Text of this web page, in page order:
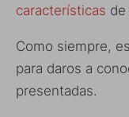
características
Como siempre,
para daros a
presentadas.